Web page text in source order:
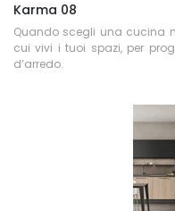
Karma 08
Quando scegli una cucina
cui vivi i tuoi spazi, per
d’arredo.